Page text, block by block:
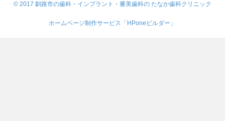
© 2017 釧路市の歯科・インプラント・審美歯科の たなか歯科クリニック
ホームページ制作サービス「HPoneビルダー」